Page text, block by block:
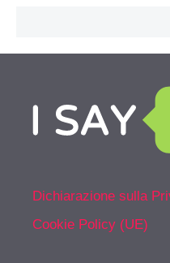
Dichiarazione sulla
Cookie Policy (UE)